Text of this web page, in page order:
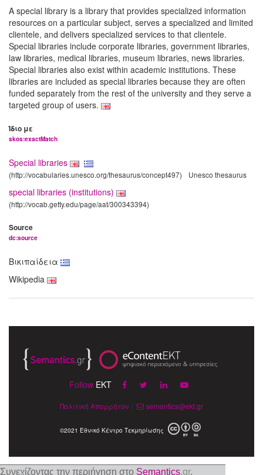
Συνεχίζοντας την περιήγηση στο Semantics.gr,
A special library is a library that provides specialized information
resources on a particular subject, serves a specialized and limited
clientele, and delivers specialized services to that clientele.
Special libraries include corporate libraries, government libraries,
law libraries, medical libraries, museum libraries, news libraries.
Special libraries also exist within academic institutions. These
libraries are included as special libraries because they are often
funded separately from the rest of the university and they serve a
targeted group of users.
Ίδιο με
skos:exactMatch
Special libraries
(http://vocabularies.unesco.org/thesaurus/concept497) Unesco thesaurus
special libraries (institutions)
(http://vocab.getty.edu/page/aat/300343394)
Source
dc:source
Βικιπαίδεια
Wikipedia
Follow EKT
Πολιτική Απορρήτου semantics@ekt.gr
©2021 Εθνικό Κέντρο Τεκμηρίωσης